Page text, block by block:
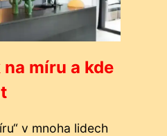
míru a kde
v mnoha lidech